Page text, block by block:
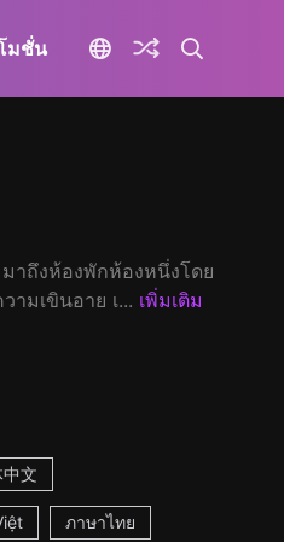
มชั่น
าถึงห้องพักห้องหนึ่งโดย
มเขินอาย เ... เพิ่มเติม
文
ภาษาไทย